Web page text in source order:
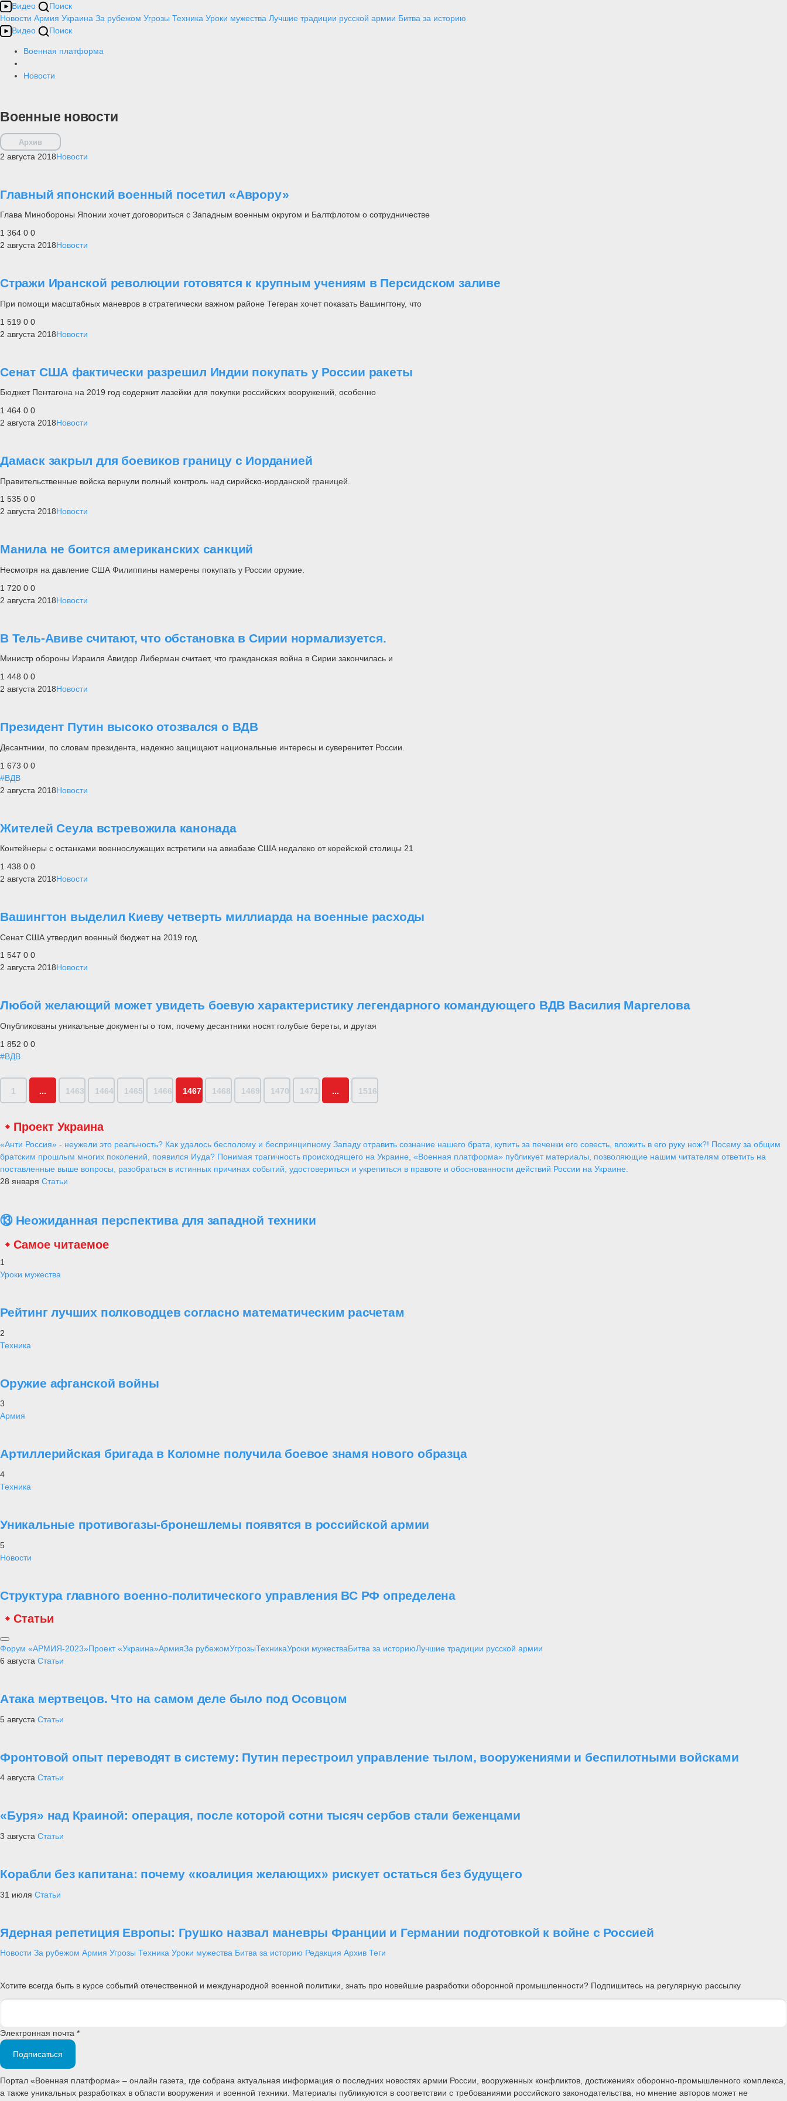
Видео
Поиск
Новости Армия Украина За рубежом Угрозы Техника Уроки мужества Лучшие традиции русской армии Битва за историю
Видео
Поиск
Военная платформа
Новости
Военные новости
Архив
2 августа 2018Новости
Главный японский военный посетил «Аврору»
Глава Минобороны Японии хочет договориться с Западным военным округом и Балтфлотом о сотрудничестве
1 364 0 0
2 августа 2018Новости
Стражи Иранской революции готовятся к крупным учениям в Персидском заливе
При помощи масштабных маневров в стратегически важном районе Тегеран хочет показать Вашингтону, что
1 519 0 0
2 августа 2018Новости
Сенат США фактически разрешил Индии покупать у России ракеты
Бюджет Пентагона на 2019 год содержит лазейки для покупки российских вооружений, особенно
1 464 0 0
2 августа 2018Новости
Дамаск закрыл для боевиков границу с Иорданией
Правительственные войска вернули полный контроль над сирийско-иорданской границей.
1 535 0 0
2 августа 2018Новости
Манила не боится американских санкций
Несмотря на давление США Филиппины намерены покупать у России оружие.
1 720 0 0
2 августа 2018Новости
В Тель-Авиве считают, что обстановка в Сирии нормализуется.
Министр обороны Израиля Авигдор Либерман считает, что гражданская война в Сирии закончилась и
1 448 0 0
2 августа 2018Новости
Президент Путин высоко отозвался о ВДВ
Десантники, по словам президента, надежно защищают национальные интересы и суверенитет России.
1 673 0 0
#ВДВ
2 августа 2018Новости
Жителей Сеула встревожила канонада
Контейнеры с останками военнослужащих встретили на авиабазе США недалеко от корейской столицы 21
1 438 0 0
2 августа 2018Новости
Вашингтон выделил Киеву четверть миллиарда на военные расходы
Сенат США утвердил военный бюджет на 2019 год.
1 547 0 0
2 августа 2018Новости
Любой желающий может увидеть боевую характеристику легендарного командующего ВДВ Василия Маргелова
Опубликованы уникальные документы о том, почему десантники носят голубые береты, и другая
1 852 0 0
#ВДВ
1 ... 1463 1464 1465 1466 1467 1468 1469 1470 1471 ... 1516
Проект Украина
«Анти Россия» - неужели это реальность? Как удалось бесполому и беспринципному Западу отравить сознание нашего брата, купить за печенки его совесть, вложить в его руку нож?! Посему за общим
братским прошлым многих поколений, появился Иуда? Понимая трагичность происходящего на Украине, «Военная платформа» публикует материалы, позволяющие нашим читателям ответить на
поставленные выше вопросы, разобраться в истинных причинах событий, удостовериться и укрепиться в правоте и обоснованности действий России на Украине.
28 января Статьи
⑬ Неожиданная перспектива для западной техники
Самое читаемое
1
Уроки мужества
Рейтинг лучших полководцев согласно математическим расчетам
2
Техника
Оружие афганской войны
3
Армия
Артиллерийская бригада в Коломне получила боевое знамя нового образца
4
Техника
Уникальные противогазы-бронешлемы появятся в российской армии
5
Новости
Структура главного военно-политического управления ВС РФ определена
Статьи
Форум «АРМИЯ-2023»Проект «Украина»АрмияЗа рубежомУгрозыТехникаУроки мужестваБитва за историюЛучшие традиции русской армии
6 августа Статьи
Атака мертвецов. Что на самом деле было под Осовцом
5 августа Статьи
Фронтовой опыт переводят в систему: Путин перестроил управление тылом, вооружениями и беспилотными войсками
4 августа Статьи
«Буря» над Краиной: операция, после которой сотни тысяч сербов стали беженцами
3 августа Статьи
Корабли без капитана: почему «коалиция желающих» рискует остаться без будущего
31 июля Статьи
Ядерная репетиция Европы: Грушко назвал маневры Франции и Германии подготовкой к войне с Россией
Новости За рубежом Армия Угрозы Техника Уроки мужества Битва за историю Редакция Архив Теги
Хотите всегда быть в курсе событий отечественной и международной военной политики, знать про новейшие разработки оборонной промышленности? Подпишитесь на регулярную рассылку
Электронная почта *
Подписаться
Портал «Военная платформа» – онлайн газета, где собрана актуальная информация о последних новостях армии России, вооруженных конфликтов, достижениях оборонно-промышленного комплекса,
а также уникальных разработках в области вооружения и военной техники. Материалы публикуются в соответствии с требованиями российского законодательства, но мнение авторов может не